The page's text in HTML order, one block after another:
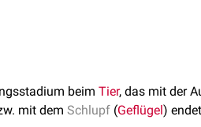
beim Tier, das mit der
mit dem Schlupf (Geflügel)